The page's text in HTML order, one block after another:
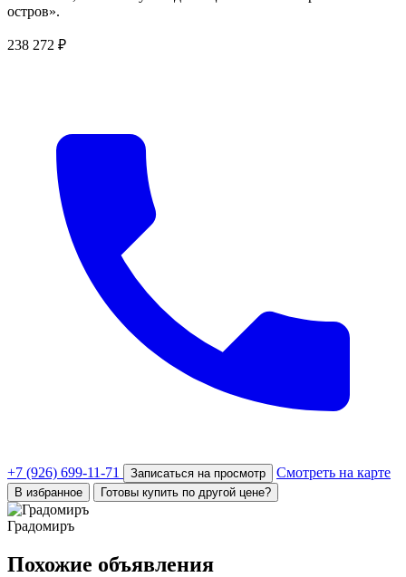
остров».
238 272 ₽
+7 (926) 699-11-71 Записаться на просмотр Смотреть на карте
В избранное Готовы купить по другой цене?
Градомиръ
Похожие объявления